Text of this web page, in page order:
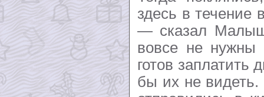
здесь в течение
— сказал
вовсе не
готов заплатить
бы их не